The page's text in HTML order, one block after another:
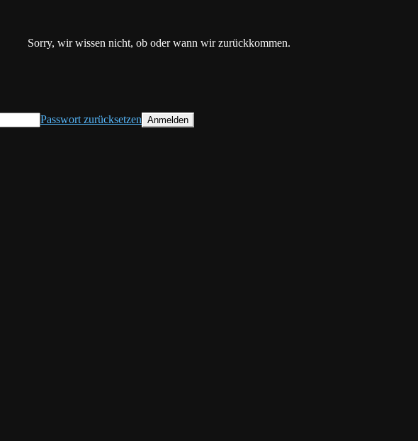
Sorry, wir wissen nicht, ob oder wann wir zurückkommen.
Passwort zurücksetzen